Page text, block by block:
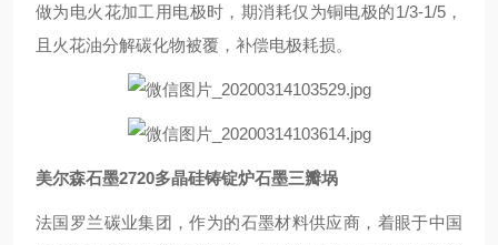
做为电火花加工用电极时，期消耗仅为铜电极的1/3-1/5，
且火花油分解碳化物被覆，补偿电极耗损。
美尔森石墨2720多晶硅铸锭炉石墨三瓣埚
法国罗兰碳业集团，作为的石墨材料供应商，着眼于中国